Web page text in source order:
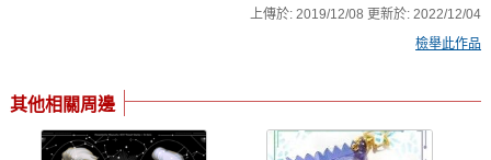
上傳於:2019/12/08 更新於:2022/12/04
檢舉此作品
其他相關周邊